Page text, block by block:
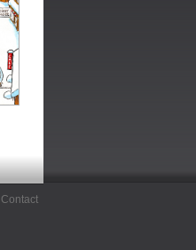
Contact